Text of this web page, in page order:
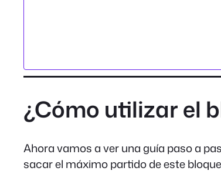
¿Cómo utilizar el
Ahora vamos a ver una guía paso a
sacar el máximo partido de este